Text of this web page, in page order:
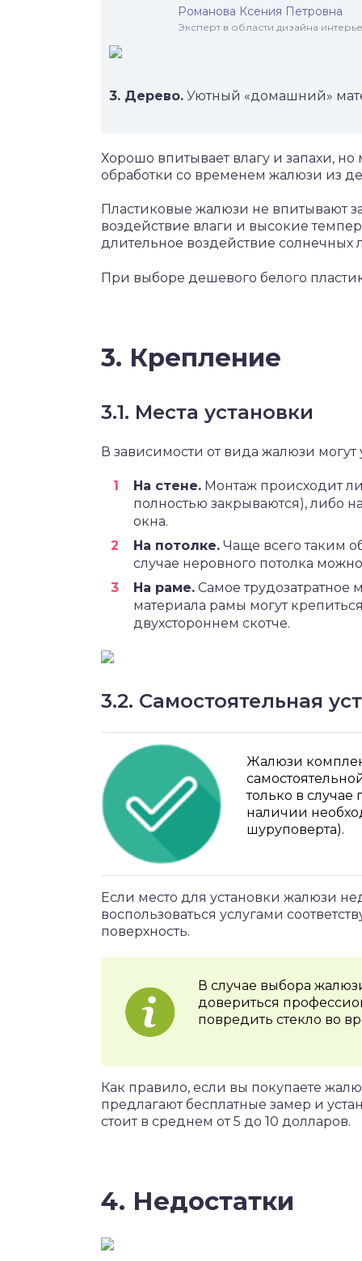
Романова Ксения Петровна
Эксперт в области дизайна
3. Дерево. Уютный «домашний»
Хорошо впитывает влагу и запахи,
обработки со временем жалюзи из
Пластиковые жалюзи не впитывают
воздействие влаги и высокие
длительное воздействие
При выборе дешевого белого
3. Крепление
3.1. Места установки
В зависимости от вида жалюзи могут
На стене. Монтаж происходит
полностью закрываются), либо
окна.
На потолке. Чаще всего таким
случае неровного потолка
На раме. Самое трудозатратное
материала рамы могут
двухстороннем скотче.
3.2. Самостоятельная
Жалюзи
только в
наличии
шуруповерта).
Если место для установки жалюзи
воспользоваться услугами
поверхность.
В случае выбора
довериться
повредить стекло во
Как правило, если вы покупаете
предлагают бесплатные замер и
стоит в среднем от 5 до 10 долларов.
4. Недостатки